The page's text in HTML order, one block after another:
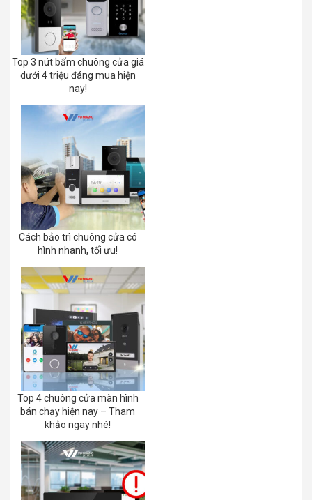
Top 3 nút bấm chuông cửa giá
dưới 4 triệu đáng mua hiện
nay!
Cách bảo trì chuông cửa có
hình nhanh, tối ưu!
Top 4 chuông cửa màn hình
bán chạy hiện nay – Tham
khảo ngay nhé!